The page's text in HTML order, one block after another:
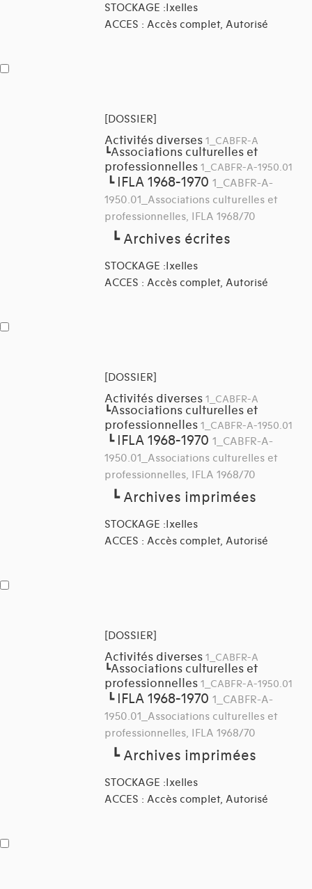
STOCKAGE :Ixelles
ACCES : Accès complet, Autorisé
[DOSSIER]
Activités diverses 1_CABFR-A
┗Associations culturelles et
professionnelles 1_CABFR-A-1950.01
┗ IFLA 1968-1970 1_CABFR-A-
1950.01_Associations culturelles et
professionnelles, IFLA 1968/70
┗Archives écrites
STOCKAGE :Ixelles
ACCES : Accès complet, Autorisé
[DOSSIER]
Activités diverses 1_CABFR-A
┗Associations culturelles et
professionnelles 1_CABFR-A-1950.01
┗ IFLA 1968-1970 1_CABFR-A-
1950.01_Associations culturelles et
professionnelles, IFLA 1968/70
┗Archives imprimées
STOCKAGE :Ixelles
ACCES : Accès complet, Autorisé
[DOSSIER]
Activités diverses 1_CABFR-A
┗Associations culturelles et
professionnelles 1_CABFR-A-1950.01
┗ IFLA 1968-1970 1_CABFR-A-
1950.01_Associations culturelles et
professionnelles, IFLA 1968/70
┗Archives imprimées
STOCKAGE :Ixelles
ACCES : Accès complet, Autorisé